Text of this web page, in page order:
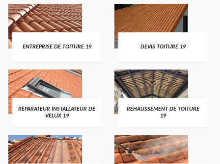
ENTREPRISE DE TOITURE 19 DEVIS TOITURE 19
RÉPARATEUR INSTALLATEUR DE
VELUX 19
REHAUSSEMENT DE TOITURE
19